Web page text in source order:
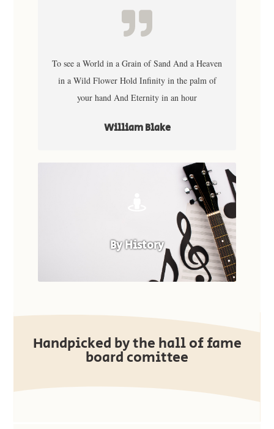
To see a World in a Grain of Sand And a Heaven
in a Wild Flower Hold Infinity in the palm of
your hand And Eternity in an hour
William Blake
By History
Handpicked by the hall of fame
board comittee